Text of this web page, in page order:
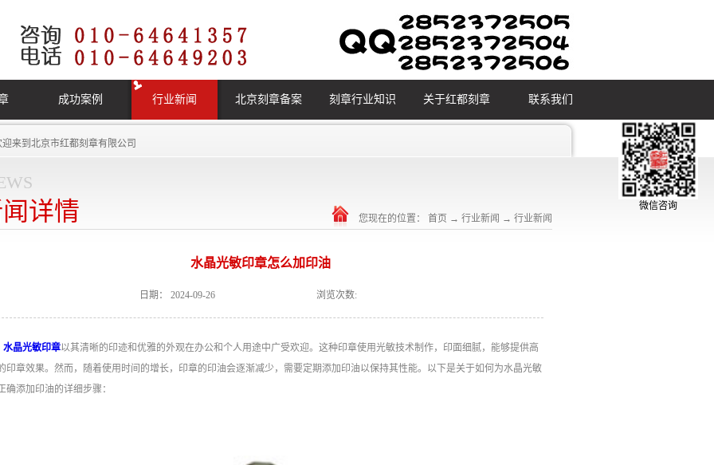
成功案例 行业新闻 北京刻章备案 刻章行业知识 关于红都刻章 联系我们
迎来到 北京市红都刻章有限公司
详情
您现在的位置： 首页 → 行业新闻 → 行业新闻
水晶光敏印章怎么加印油
日期： 2024-09-26 浏览次数:
水晶光敏印章以其清晰的印迹和优雅的外观在办公和个人用途中广受欢迎。这种印章使用光敏技术制作，印面细腻，能够提供高
印章效果。然而，随着使用时间的增长，印章的印油会逐渐减少，需要定期添加印油以保持其性能。以下是关于如何为水晶光敏
确添加印油的详细步骤：
微信咨询